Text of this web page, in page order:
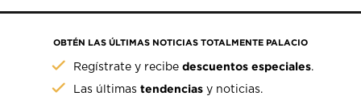
OBTÉN LAS ÚLTIMAS NOTICIAS TOTALMENTE PALACIO
Regístrate y recibedescuentos especiales.
Las últimastendencias y noticias.